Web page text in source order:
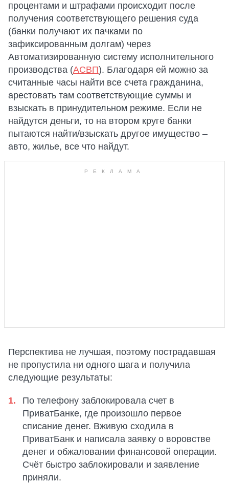
процентами и штрафами происходит после
получения соответствующего решения суда
(банки получают их пачками по
зафиксированным долгам) через
Автоматизированную систему исполнительного
производства (АСВП). Благодаря ей можно за
считанные часы найти все счета гражданина,
арестовать там соответствующие суммы и
взыскать в принудительном режиме. Если не
найдутся деньги, то на втором круге банки
пытаются найти/взыскать другое имущество –
авто, жилье, все что найдут.
Перспектива не лучшая, поэтому пострадавшая
не пропустила ни одного шага и получила
следующие результаты:
По телефону заблокировала счет в
ПриватБанке, где произошло первое
списание денег. Вживую сходила в
ПриватБанк и написала заявку о воровстве
денег и обжаловании финансовой операции.
Счёт быстро заблокировали и заявление
приняли.